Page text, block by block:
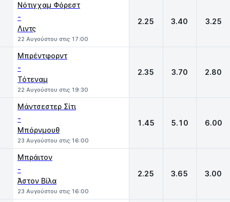
Νότιγχαμ Φόρεστ
-
Λιντς
22 Αυγούστου στις 17:00
2.25 3.40 3.25
Μπρέντφορντ
-
Τότεναμ
22 Αυγούστου στις 19:30
2.35 3.70 2.80
Μάντσεστερ Σίτι
-
Μπόρνμουθ
23 Αυγούστου στις 16:00
1.45 5.10 6.00
Μπράιτον
-
Άστον Βίλα
23 Αυγούστου στις 16:00
2.25 3.65 3.00